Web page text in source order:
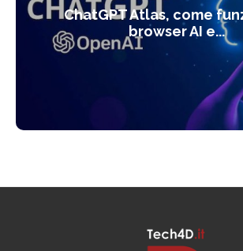
ChatGPT Atlas, come
browser AI e...